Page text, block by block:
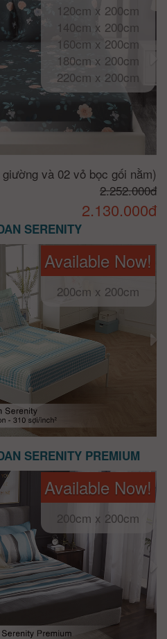
120cm x 200cm
140cm x 200cm
160cm x 200cm
180cm x 200cm
220cm x 200cm
và 02 vỏ bọc gối nằm)
2.252.000đ
2.130.000đ
SERENITY
Available Now!
200cm x 200cm
SERENITY PREMIUM
Available Now!
200cm x 200cm